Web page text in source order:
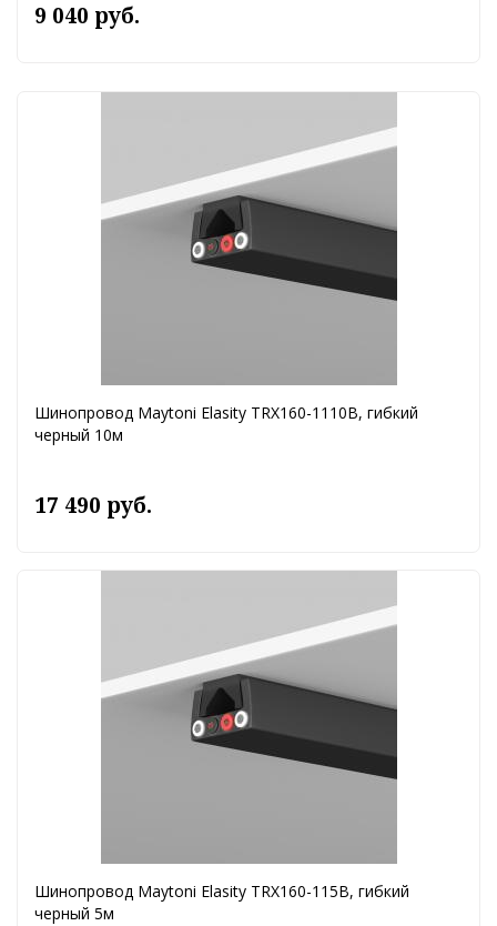
9 040 руб.
Шинопровод Maytoni Elasity TRX160-1110B, гибкий
черный 10м
17 490 руб.
Шинопровод Maytoni Elasity TRX160-115B, гибкий
черный 5м